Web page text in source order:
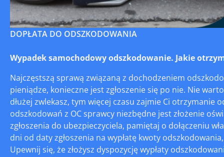
DOPŁATA DO ODSZKODOWANIA
Wypadek samochodowy odszkodowanie. Jakie
Najczęstszą sprawą związaną z dochodzeniem
pieniądze, konieczne jest zgłoszenie się po nie. Nie
dłużej zwlekasz, tym więcej czasu zajmie Ci
odszkodowań z OC sprawcy niezbędne jest złożenie
zgłoszenia do ubezpieczyciela, pamiętaj o dołączeniu
dni od daty zgłoszenia na wypłatę kwoty
Upewnij się, że złożysz dyspozycję wypłaty